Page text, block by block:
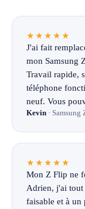
★★★★★
J'ai fait
mon Samsung
Travail rapide,
téléphone
neuf. Vous
Kevin ·
★★★★★
Mon Z Flip ne
Adrien, j'ai tout
faisable et à un